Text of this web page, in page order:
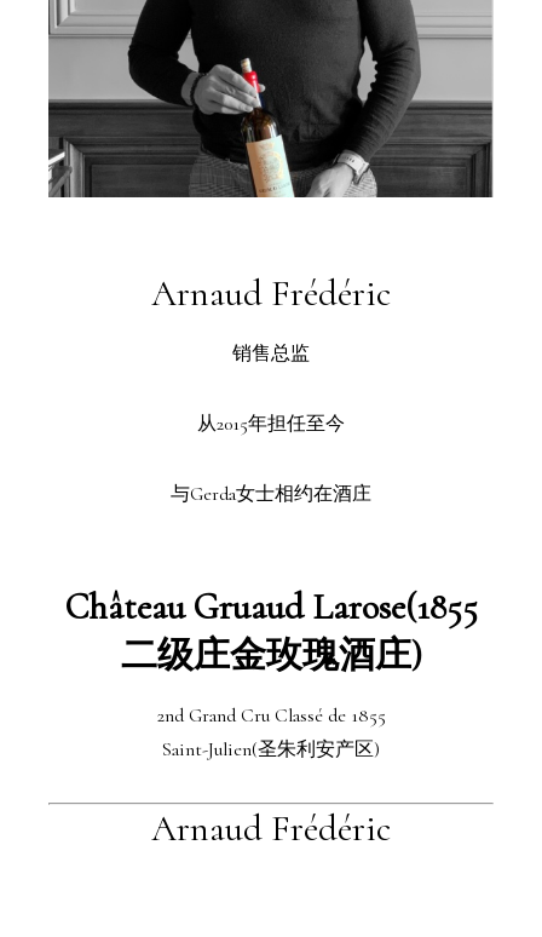
Arnaud Frédéric
销售总监
从2015年担任至今
与Gerda女士相约在酒庄
Château Gruaud Larose(1855
二级庄金玫瑰酒庄)
2nd Grand Cru Classé de 1855
Saint-Julien(圣朱利安产区)
Arnaud Frédéric